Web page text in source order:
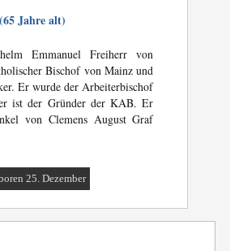
(65 Jahre alt)
Emmanuel Freiherr von
Bischof von Mainz und
Er wurde der Arbeiterbischof
ist der Gründer der KAB. Er
von Clemens August Graf
25. Dezember